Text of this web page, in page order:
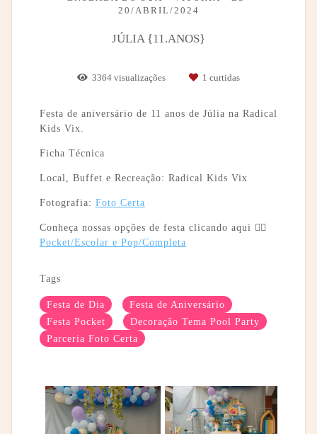
20/ABRIL/2024
JÚLIA {11.ANOS}
3364 visualizações 1 curtidas
Festa de aniversário de 11 anos de Júlia na Radical
Kids Vix.
Ficha Técnica
Local, Buffet e Recreação: Radical Kids Vix
Fotografia: Foto Certa
Conheça nossas opções de festa clicando aqui 👉🏼
Pocket/Escolar e Pop/Completa
Tags
Festa de Dia
Festa de Aniversário
Festa Pocket
Decoração Tema Pool Party
Parceria Foto Certa